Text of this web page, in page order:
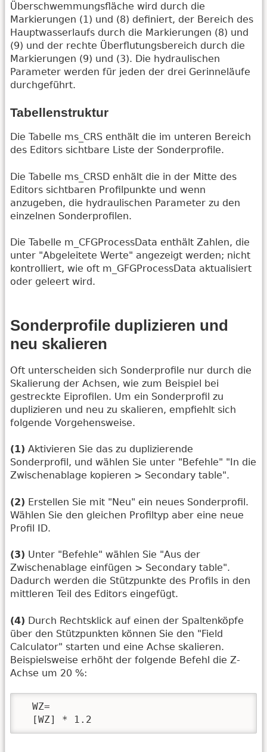
Überschwemmungsfläche wird durch die
Markierungen (1) und (8) definiert, der Bereich des
Hauptwasserlaufs durch die Markierungen (8) und
(9) und der rechte Überflutungsbereich durch die
Markierungen (9) und (3). Die hydraulischen
Parameter werden für jeden der drei Gerinneläufe
durchgeführt.
Tabellenstruktur
Die Tabelle ms_CRS enthält die im unteren Bereich
des Editors sichtbare Liste der Sonderprofile.
Die Tabelle ms_CRSD enhält die in der Mitte des
Editors sichtbaren Profilpunkte und wenn
anzugeben, die hydraulischen Parameter zu den
einzelnen Sonderprofilen.
Die Tabelle m_CFGProcessData enthält Zahlen, die
unter "Abgeleitete Werte" angezeigt werden; nicht
kontrolliert, wie oft m_GFGProcessData aktualisiert
oder geleert wird.
Sonderprofile duplizieren und
neu skalieren
Oft unterscheiden sich Sonderprofile nur durch die
Skalierung der Achsen, wie zum Beispiel bei
gestreckte Eiprofilen. Um ein Sonderprofil zu
duplizieren und neu zu skalieren, empfiehlt sich
folgende Vorgehensweise.
(1) Aktivieren Sie das zu duplizierende
Sonderprofil, und wählen Sie unter "Befehle" "In die
Zwischenablage kopieren > Secondary table".
(2) Erstellen Sie mit "Neu" ein neues Sonderprofil.
Wählen Sie den gleichen Profiltyp aber eine neue
Profil ID.
(3) Unter "Befehle" wählen Sie "Aus der
Zwischenablage einfügen > Secondary table".
Dadurch werden die Stützpunkte des Profils in den
mittleren Teil des Editors eingefügt.
(4) Durch Rechtsklick auf einen der Spaltenköpfe
über den Stützpunkten können Sie den "Field
Calculator" starten und eine Achse skalieren.
Beispielsweise erhöht der folgende Befehl die Z-
Achse um 20 %:
  WZ=
  [WZ] * 1.2